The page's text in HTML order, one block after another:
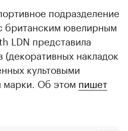
подразделение
британским ювелирным
LDN представила
(декоративных накладок
культовыми
марки. Об этом пишет